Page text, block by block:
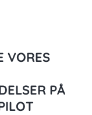
VORES
PÅ